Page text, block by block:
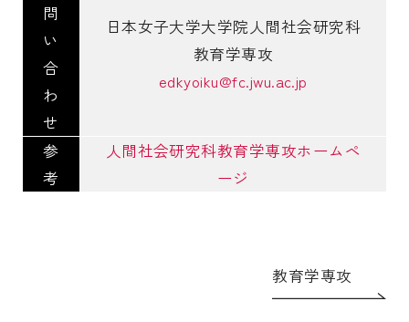
問
い
合
わ
せ
日本女子大学大学院人間社会研究科
教育学専攻
edkyoiku@fc.jwu.ac.jp
参
考
人間社会研究科教育学専攻ホームペ
ージ
教育学専攻